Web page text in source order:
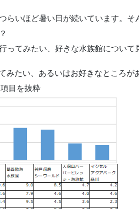
らいほど暑い日が続いています。そ
ってみたい、好きな水族館について
たい、あるいはお好きなところが
目を抜粋